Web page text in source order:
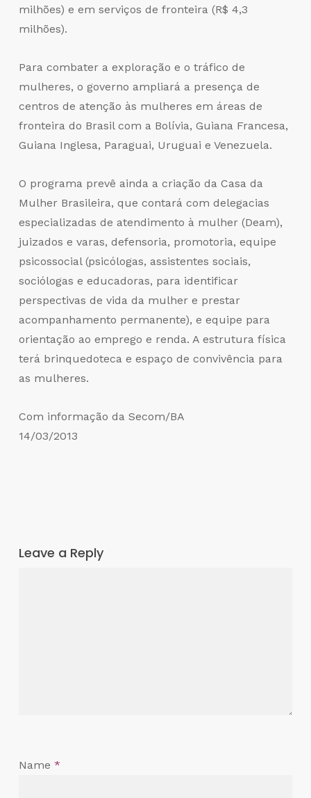
milhões) e em serviços de fronteira (R$ 4,3
milhões).
Para combater a exploração e o tráfico de
mulheres, o governo ampliará a presença de
centros de atenção às mulheres em áreas de
fronteira do Brasil com a Bolívia, Guiana Francesa,
Guiana Inglesa, Paraguai, Uruguai e Venezuela.
O programa prevê ainda a criação da Casa da
Mulher Brasileira, que contará com delegacias
especializadas de atendimento à mulher (Deam),
juizados e varas, defensoria, promotoria, equipe
psicossocial (psicólogas, assistentes sociais,
sociólogas e educadoras, para identificar
perspectivas de vida da mulher e prestar
acompanhamento permanente), e equipe para
orientação ao emprego e renda. A estrutura física
terá brinquedoteca e espaço de convivência para
as mulheres.
Com informação da Secom/BA
14/03/2013
Leave a Reply
Name *